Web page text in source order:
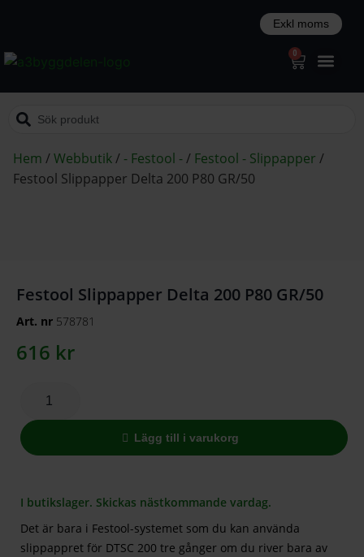
0
Hem /Webbutik/ - Festool -/ Festool - Slippapper /
Festool Slippapper Delta 200 P80 GR/50
Festool Slippapper Delta 200 P80 GR/50
Art. nr 578781
616 kr
Lägg till i varukorg
I butikslager. Skickas nästkommande vardag.
Det är bara i Festool-systemet som du kan använda
slippappret för DTSC 200 tre gånger om du river bara av